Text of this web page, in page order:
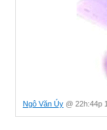
Ngô Văn Úy @ 22h:44p